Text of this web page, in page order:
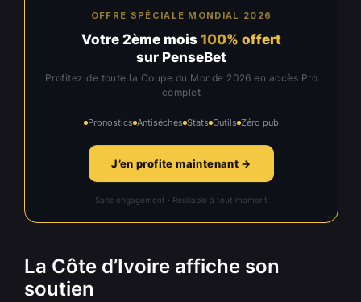
OFFRE SPÉCIALE MONDIAL 2026
Votre 2ème mois 100% offert
sur PenseBet
Profitez de toute la Coupe du Monde 2026 en accès Pro
complet
Pronostics Antisèches Stats Outils Zéro pub
J’en profite maintenant →
Sans engagement · Résiliable à tout moment
La Côte d’Ivoire affiche son
soutien